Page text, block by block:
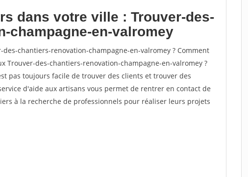
dans votre ville : Trouver-des-
champagne-en-valromey
chantiers-renovation-champagne-en-valromey ? Comment
Trouver-des-chantiers-renovation-champagne-en-valromey ?
pas toujours facile de trouver des clients et trouver des
d'aide aux artisans vous permet de rentrer en contact de
à la recherche de professionnels pour réaliser leurs projets